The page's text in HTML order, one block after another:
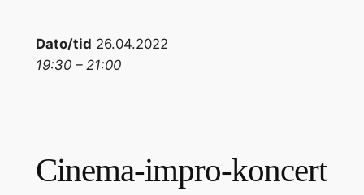
Dato/tid 26.04.2022
19:30 – 21:00
Cinema-impro-koncert